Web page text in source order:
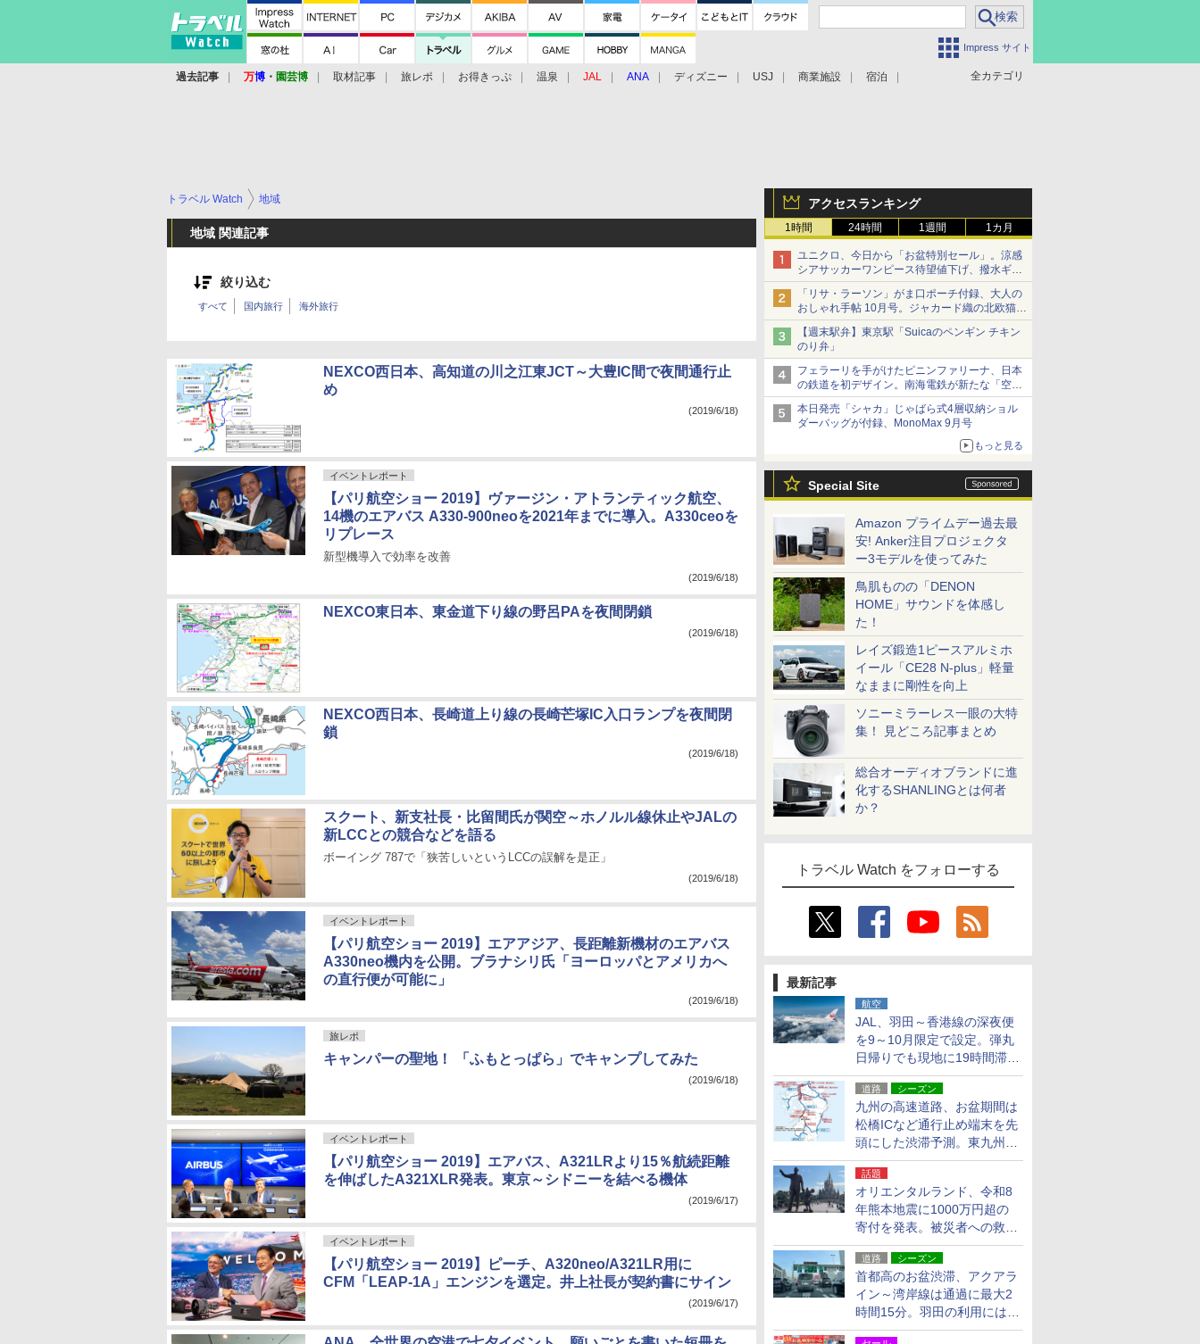
Impress サイト
全カテゴリ
過去記事 万博 ・ 園芸博 取材記事 旅レポ お得きっぷ 温泉 JAL ANA ディズニー USJ 商業施設 宿泊
アクセスランキング
1時間 24時間 1週間 1カ月
ユニクロ、今日から「お盆特別セール」。涼感
シアサッカーワンピース待望値下げ、撥水ギア
ショーツは1990円に
「リサ・ラーソン」がま口ポーチ付録、大人の
おしゃれ手帖 10月号。ジャカード織の北欧猫デ
ザイン
【週末駅弁】東京駅「Suicaのペンギン チキン
のり弁」
フェラーリを手がけたピニンファリーナ、日本
の鉄道を初デザイン。南海電鉄が新たな「空港
特急」をなにわ筋線へ導入
本日発売「シャカ」じゃばら式4層収納ショル
ダーバッグが付録、MonoMax 9月号
もっと見る
Special Site
Amazon プライムデー過去最
安! Anker注目プロジェクタ
ー3モデルを使ってみた
鳥肌ものの「DENON
HOME」サウンドを体感し
た！
レイズ鍛造1ピースアルミホ
イール「CE28 N-plus」軽量
なままに剛性を向上
ソニーミラーレス一眼の大特
集！ 見どころ記事まとめ
総合オーディオブランドに進
化するSHANLINGとは何者
か？
トラベル Watch をフォローする
最新記事
航空
JAL、羽田～香港線の深夜便
を9～10月限定で設定。弾丸
日帰りでも現地に19時間滞在
できる
道路 シーズン
九州の高速道路、お盆期間は
松橋ICなど通行止め端末を先
頭にした渋滞予測。東九州道
への迂回は料金調整を実施
話題
オリエンタルランド、令和8
年熊本地震に1000万円超の
寄付を発表。被災者への救援
活動・復旧支援
道路 シーズン
首都高のお盆渋滞、アクアラ
イン～湾岸線は通過に最大2
時間15分。羽田の利用には
「空港西出口」の利用検討を
トラベル Watch 地域
地域 関連記事
絞り込む
すべて 国内旅行 海外旅行
NEXCO西日本、高知道の川之江東JCT～大豊IC間で夜間通行止
め
(2019/6/18)
イベントレポート
【パリ航空ショー 2019】ヴァージン・アトランティック航空、
14機のエアバス A330-900neoを2021年までに導入。A330ceoを
リプレース
新型機導入で効率を改善
(2019/6/18)
NEXCO東日本、東金道下り線の野呂PAを夜間閉鎖
(2019/6/18)
NEXCO西日本、長崎道上り線の長崎芒塚IC入口ランプを夜間閉
鎖
(2019/6/18)
スクート、新支社長・比留間氏が関空～ホノルル線休止やJALの
新LCCとの競合などを語る
ボーイング 787で「狭苦しいというLCCの誤解を是正」
(2019/6/18)
イベントレポート
【パリ航空ショー 2019】エアアジア、長距離新機材のエアバス
A330neo機内を公開。ブラナシリ氏「ヨーロッパとアメリカへ
の直行便が可能に」
(2019/6/18)
旅レポ
キャンパーの聖地！ 「ふもとっぱら」でキャンプしてみた
(2019/6/18)
イベントレポート
【パリ航空ショー 2019】エアバス、A321LRより15％航続距離
を伸ばしたA321XLR発表。東京～シドニーを結べる機体
(2019/6/17)
イベントレポート
【パリ航空ショー 2019】ピーチ、A320neo/A321LR用に
CFM「LEAP-1A」エンジンを選定。井上社長が契約書にサイン
(2019/6/17)